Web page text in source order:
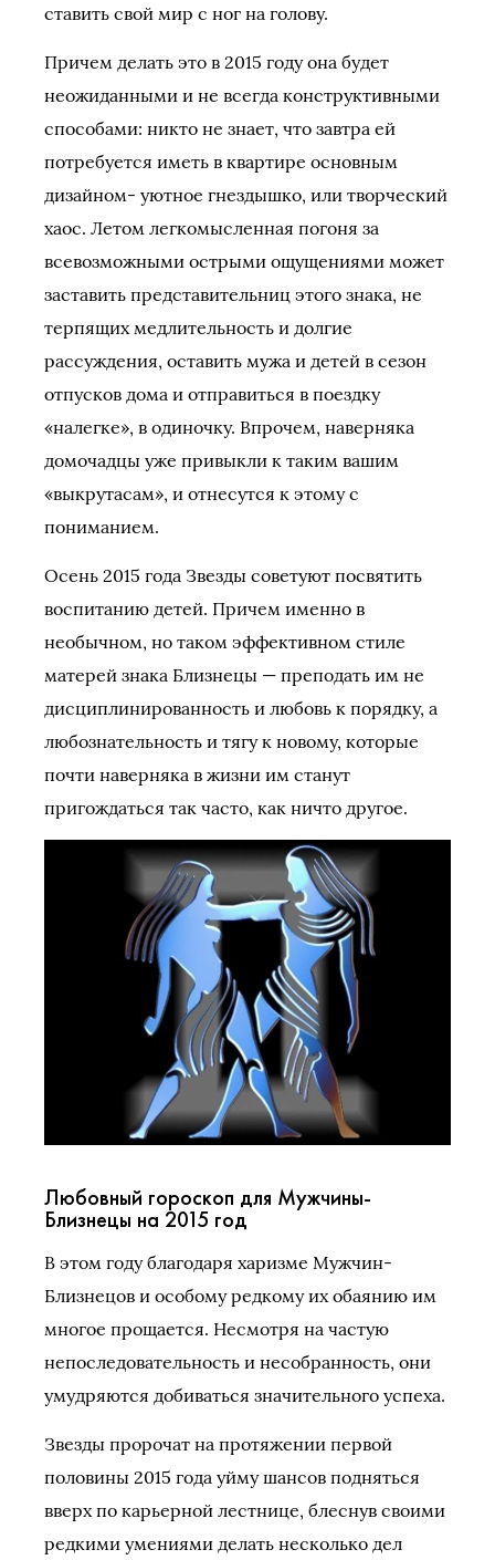
ставить свой мир с ног на голову.
Причем делать это в 2015 году она будет
неожиданными и не всегда конструктивными
способами: никто не знает, что завтра ей
потребуется иметь в квартире основным
дизайном- уютное гнездышко, или творческий
хаос. Летом легкомысленная погоня за
всевозможными острыми ощущениями может
заставить представительниц этого знака, не
терпящих медлительность и долгие
рассуждения, оставить мужа и детей в сезон
отпусков дома и отправиться в поездку
«налегке», в одиночку. Впрочем, наверняка
домочадцы уже привыкли к таким вашим
«выкрутасам», и отнесутся к этому с
пониманием.
Осень 2015 года Звезды советуют посвятить
воспитанию детей. Причем именно в
необычном, но таком эффективном стиле
матерей знака Близнецы — преподать им не
дисциплинированность и любовь к порядку, а
любознательность и тягу к новому, которые
почти наверняка в жизни им станут
пригождаться так часто, как ничто другое.
Любовный гороскоп для Мужчины-
Близнецы на 2015 год
В этом году благодаря харизме Мужчин-
Близнецов и особому редкому их обаянию им
многое прощается. Несмотря на частую
непоследовательность и несобранность, они
умудряются добиваться значительного успеха.
Звезды пророчат на протяжении первой
половины 2015 года уйму шансов подняться
вверх по карьерной лестнице, блеснув своими
редкими умениями делать несколько дел